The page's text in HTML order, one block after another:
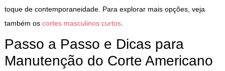
toque de contemporaneidade. Para explorar mais opções, veja
também os cortes masculinos curtos.
Passo a Passo e Dicas para
Manutenção do Corte Americano